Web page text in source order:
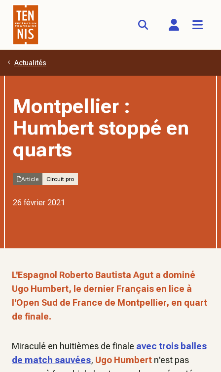
Aller au contenu principal
Actualités
Montpellier :
Humbert stoppé en
quarts
Article Circuit pro
26 février 2021
L'Espagnol Roberto Bautista Agut a dominé
Ugo Humbert, le dernier Français en lice à
l'Open Sud de France de Montpellier, en quart
de finale.
Miraculé en huitièmes de finale avec trois balles
de match sauvées, Ugo Humbert n'est pas